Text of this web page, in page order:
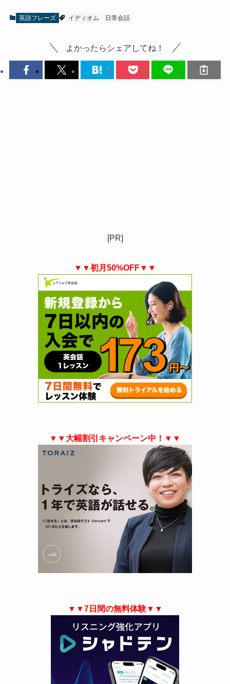
英語フレーズ イディオム 日常会話
よかったらシェアしてね！
[PR]
▼▼初月50%OFF▼▼
▼▼大幅割引キャンペーン中！▼▼
▼▼7日間の無料体験▼▼